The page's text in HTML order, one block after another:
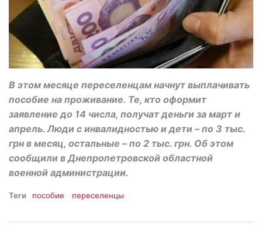
В этом месяце переселенцам начнут выплачивать
пособие на проживание. Те, кто оформит
заявление до 14 числа, получат деньги за март и
апрель. Люди с инвалидностью и дети – по 3 тыс.
грн в месяц, остальные – по 2 тыс. грн. Об этом
сообщили в Днепропетровской областной
военной администрации.
Теги пособие переселенцы